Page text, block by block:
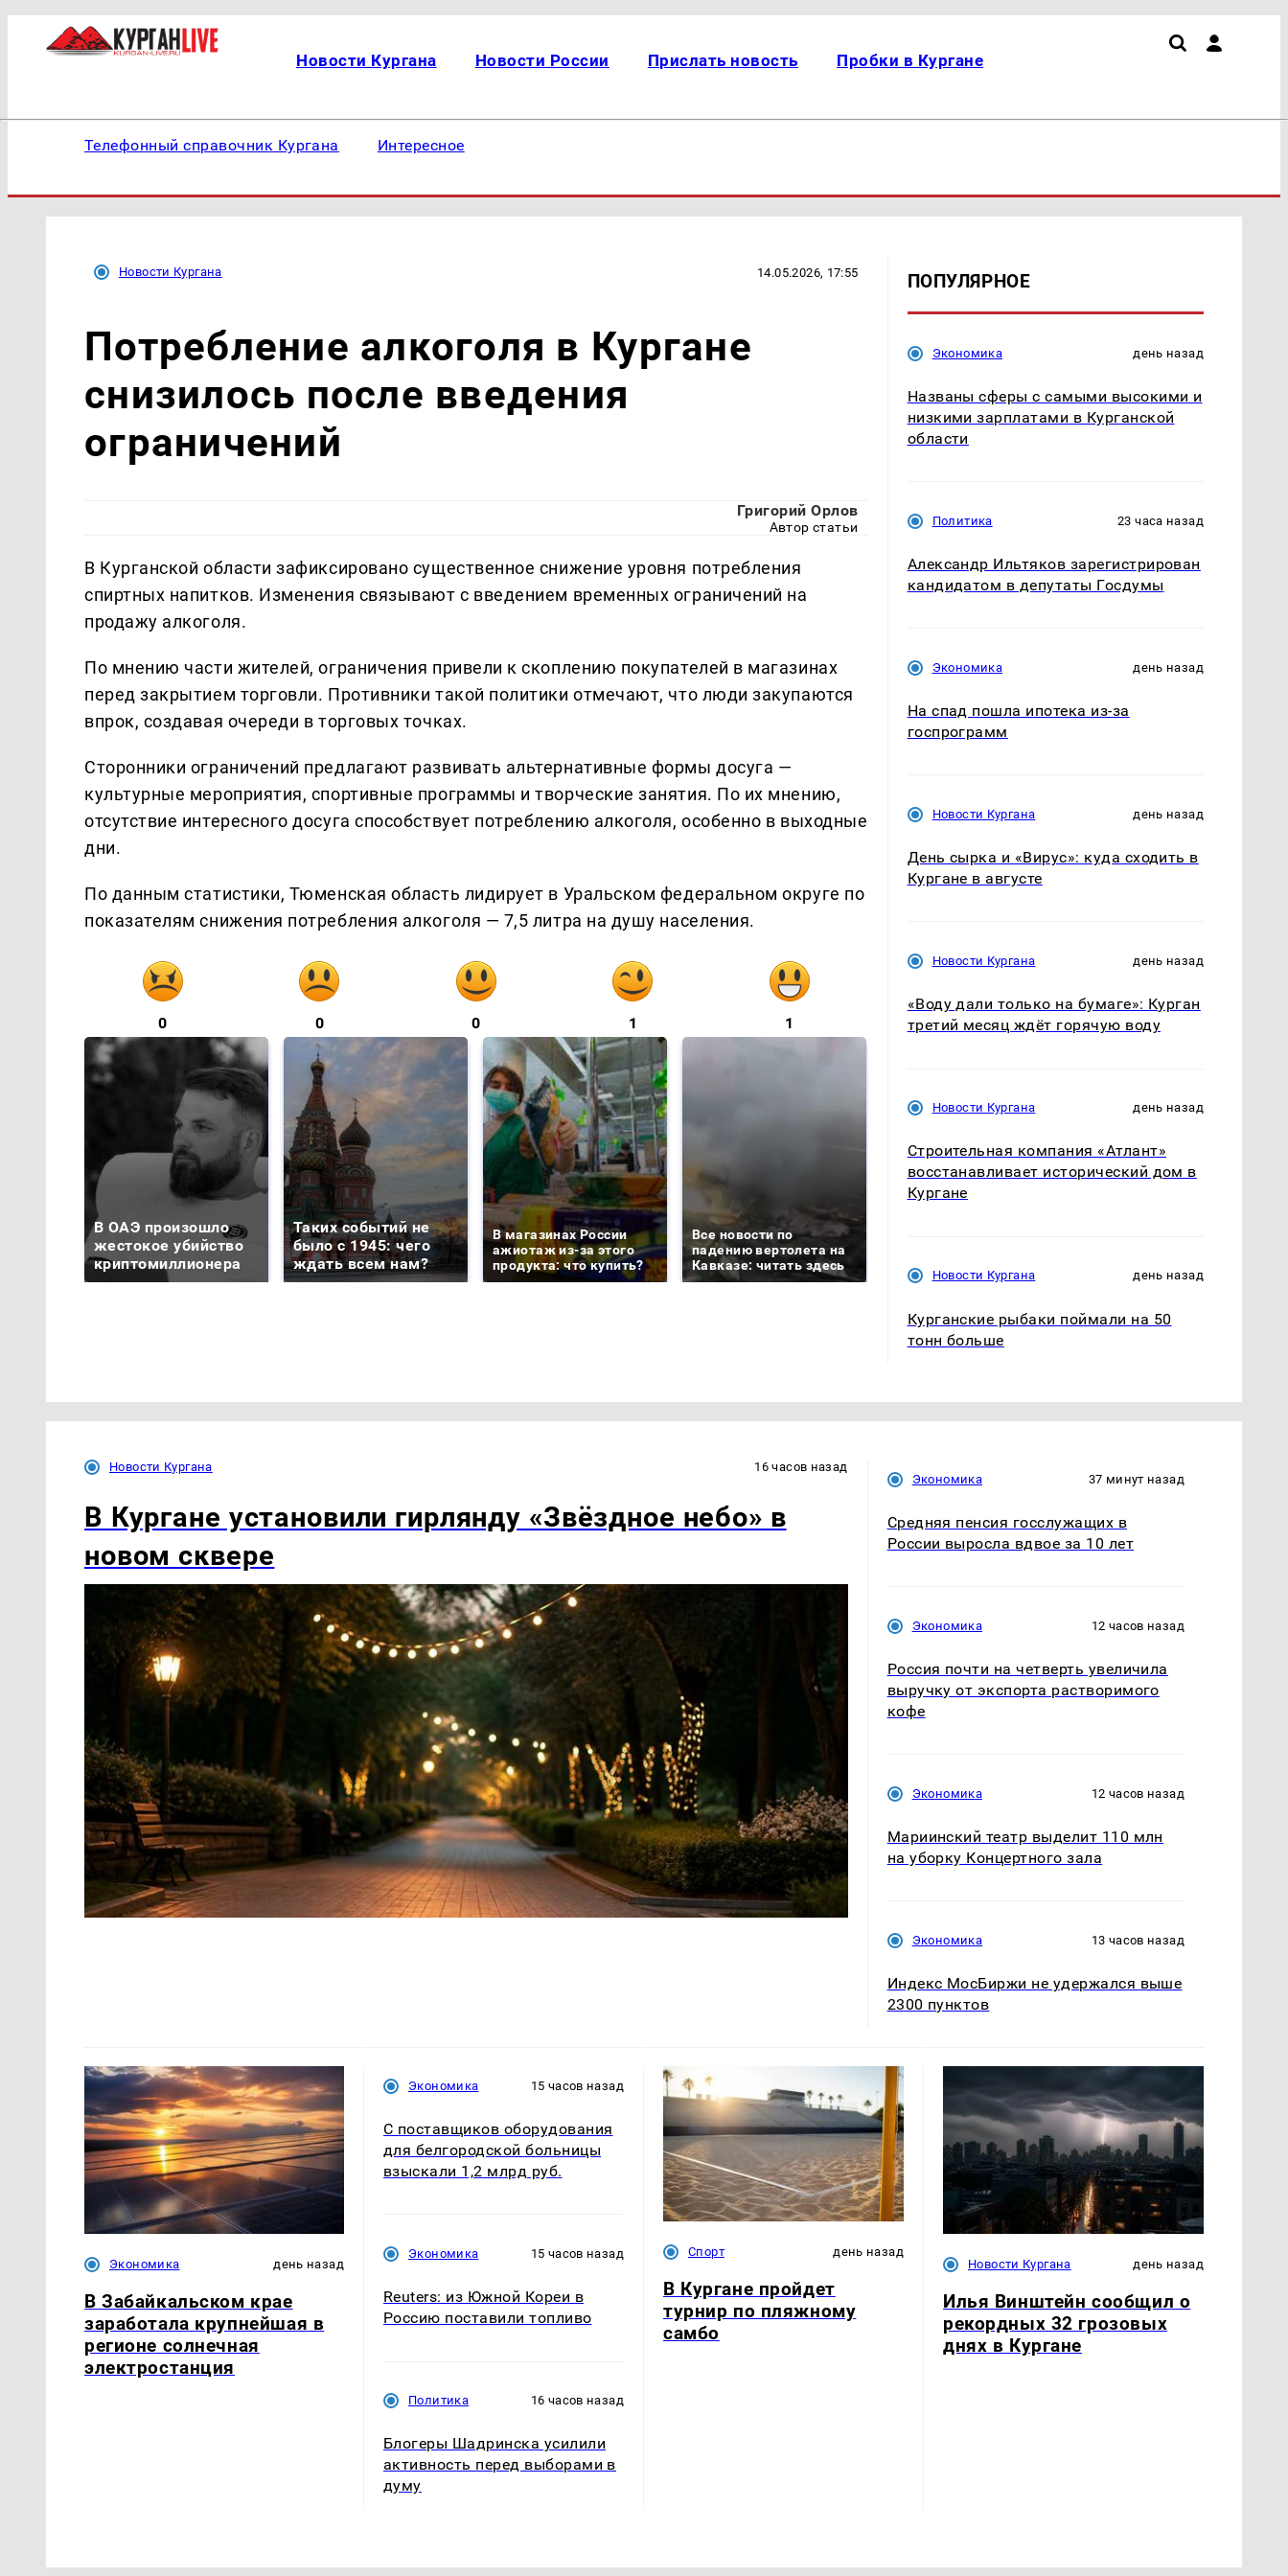
Новости Кургана Новости России Прислать новость Пробки в Кургане
Телефонный справочник Кургана Интересное
Новости Кургана 14.05.2026, 17:55
Потребление алкоголя в Кургане
снизилось после введения
ограничений
Григорий Орлов
Автор статьи
В Курганской области зафиксировано существенное снижение уровня потребления
спиртных напитков. Изменения связывают с введением временных ограничений на
продажу алкоголя.
По мнению части жителей, ограничения привели к скоплению покупателей в магазинах
перед закрытием торговли. Противники такой политики отмечают, что люди закупаются
впрок, создавая очереди в торговых точках.
Сторонники ограничений предлагают развивать альтернативные формы досуга —
культурные мероприятия, спортивные программы и творческие занятия. По их мнению,
отсутствие интересного досуга способствует потреблению алкоголя, особенно в выходные
дни.
По данным статистики, Тюменская область лидирует в Уральском федеральном округе по
показателям снижения потребления алкоголя — 7,5 литра на душу населения.
0 0 0 1 1
В ОАЭ произошло
жестокое убийство
криптомиллионера
Таких событий не
было с 1945: чего
ждать всем нам?
В магазинах России
ажиотаж из-за этого
продукта: что купить?
Все новости по
падению вертолета на
Кавказе: читать здесь
ПОПУЛЯРНОЕ
Экономика день назад
Названы сферы с самыми высокими и
низкими зарплатами в Курганской
области
Политика 23 часа назад
Александр Ильтяков зарегистрирован
кандидатом в депутаты Госдумы
Экономика день назад
На спад пошла ипотека из-за
госпрограмм
Новости Кургана день назад
День сырка и «Вирус»: куда сходить в
Кургане в августе
Новости Кургана день назад
«Воду дали только на бумаге»: Курган
третий месяц ждёт горячую воду
Новости Кургана день назад
Строительная компания «Атлант»
восстанавливает исторический дом в
Кургане
Новости Кургана день назад
Курганские рыбаки поймали на 50
тонн больше
Новости Кургана 16 часов назад
В Кургане установили гирлянду «Звёздное небо» в
новом сквере
Экономика 37 минут назад
Средняя пенсия госслужащих в
России выросла вдвое за 10 лет
Экономика 12 часов назад
Россия почти на четверть увеличила
выручку от экспорта растворимого
кофе
Экономика 12 часов назад
Мариинский театр выделит 110 млн
на уборку Концертного зала
Экономика 13 часов назад
Индекс МосБиржи не удержался выше
2300 пунктов
Экономика день назад
В Забайкальском крае
заработала крупнейшая в
регионе солнечная
электростанция
Экономика 15 часов назад
С поставщиков оборудования
для белгородской больницы
взыскали 1,2 млрд руб.
Экономика 15 часов назад
Reuters: из Южной Кореи в
Россию поставили топливо
Политика 16 часов назад
Блогеры Шадринска усилили
активность перед выборами в
думу
Спорт день назад
В Кургане пройдет
турнир по пляжному
самбо
Новости Кургана день назад
Илья Винштейн сообщил о
рекордных 32 грозовых
днях в Кургане